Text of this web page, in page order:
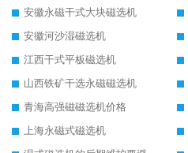
安徽永磁干式大块磁选机
安徽河沙湿磁选机
江西干式平板磁选机
山西铁矿干选永磁磁选机
青海高强磁磁选机价格
上海永磁式磁选机